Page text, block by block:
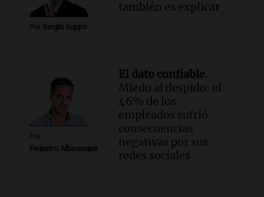
Por Sergio Suppo
también es explicar
Por
Federico Albarenque
El dato confiable.
Miedo al despido: el
46% de los
empleados sufrió
consecuencias
negativas por sus
redes sociales